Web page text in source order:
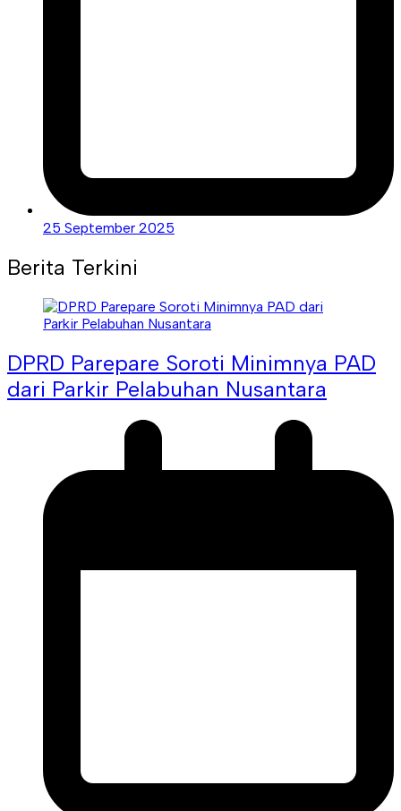
25 September 2025
Berita Terkini
DPRD Parepare Soroti Minimnya PAD
dari Parkir Pelabuhan Nusantara